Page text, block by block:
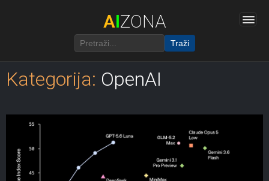
AIZONA
Traži
Kategorija: OpenAI